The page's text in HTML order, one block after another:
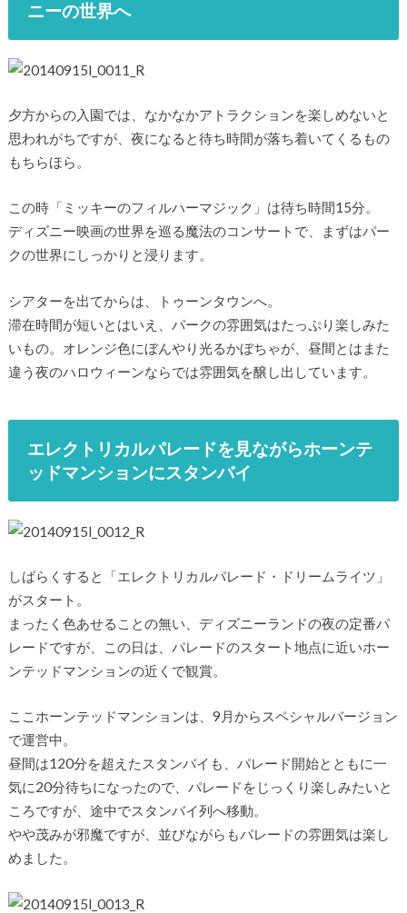
ニーの世界へ
夕方からの入園では、なかなかアトラクションを楽しめないと
思われがちですが、夜になると待ち時間が落ち着いてくるもの
もちらほら。
この時「ミッキーのフィルハーマジック」は待ち時間15分。
ディズニー映画の世界を巡る魔法のコンサートで、まずはパー
クの世界にしっかりと浸ります。
シアターを出てからは、トゥーンタウンへ。
滞在時間が短いとはいえ、パークの雰囲気はたっぷり楽しみた
いもの。オレンジ色にぼんやり光るかぼちゃが、昼間とはまた
違う夜のハロウィーンならでは雰囲気を醸し出しています。
エレクトリカルパレードを見ながらホーンテ
ッドマンションにスタンバイ
しばらくすると「エレクトリカルパレード・ドリームライツ」
がスタート。
まったく色あせることの無い、ディズニーランドの夜の定番パ
レードですが、この日は、パレードのスタート地点に近いホー
ンテッドマンションの近くで観賞。
ここホーンテッドマンションは、9月からスペシャルバージョン
で運営中。
昼間は120分を超えたスタンバイも、パレード開始とともに一
気に20分待ちになったので、パレードをじっくり楽しみたいと
ころですが、途中でスタンバイ列へ移動。
やや茂みが邪魔ですが、並びながらもパレードの雰囲気は楽し
めました。